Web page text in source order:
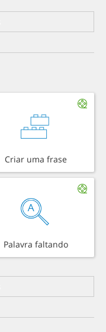
Criar uma frase
Palavra faltando